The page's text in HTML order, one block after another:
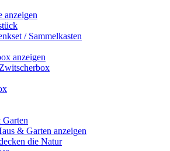
anzeigen
/ Sammelkasten
anzeigen
& Garten anzeigen
die Natur